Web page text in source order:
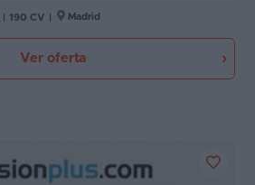
190 CV Madrid
Ver oferta